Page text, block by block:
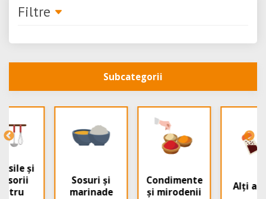
Filtre
Subcategorii
marinade
Condimente
și mirodenii
Alți aditivi